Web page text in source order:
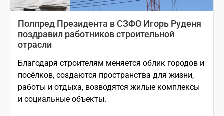
Полпред Президента в СЗФО Игорь Руденя
поздравил работников строительной
отрасли
Благодаря строителям меняется облик городов и
посёлков, создаются пространства для жизни,
работы и отдыха, возводятся жилые комплексы
и социальные объекты.